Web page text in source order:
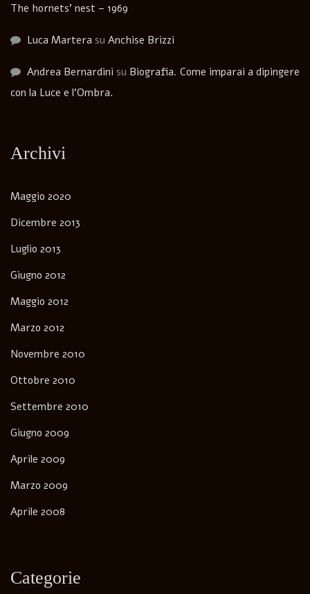
The hornets’ nest – 1969
Luca Martera su Anchise Brizzi
Andrea Bernardini su Biografia. Come imparai a dipingere
con la Luce e l’Ombra.
Archivi
Maggio 2020
Dicembre 2013
Luglio 2013
Giugno 2012
Maggio 2012
Marzo 2012
Novembre 2010
Ottobre 2010
Settembre 2010
Giugno 2009
Aprile 2009
Marzo 2009
Aprile 2008
Categorie